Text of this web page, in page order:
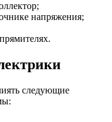
напряжения;
следующие